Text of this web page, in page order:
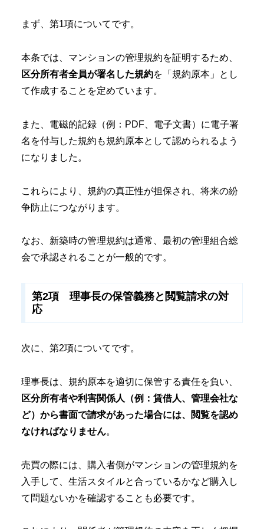
まず、第1項についてです。
本条では、マンションの管理規約を証明するため、
区分所有者全員が署名した規約を「規約原本」とし
て作成することを定めています。
また、電磁的記録（例：PDF、電子文書）に電子署
名を付与した規約も規約原本として認められるよう
になりました。
これらにより、規約の真正性が担保され、将来の紛
争防止につながります。
なお、新築時の管理規約は通常、最初の管理組合総
会で承認されることが一般的です。
第2項 理事長の保管義務と閲覧請求の対
応
次に、第2項についてです。
理事長は、規約原本を適切に保管する責任を負い、
区分所有者や利害関係人（例：賃借人、管理会社な
ど）から書面で請求があった場合には、閲覧を認め
なければなりません。
売買の際には、購入者側がマンションの管理規約を
入手して、生活スタイルと合っているかなど購入し
て問題ないかを確認することも必要です。